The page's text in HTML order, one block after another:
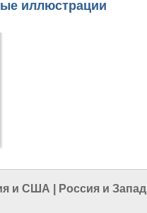
иллюстрации
и США Россия и Запад